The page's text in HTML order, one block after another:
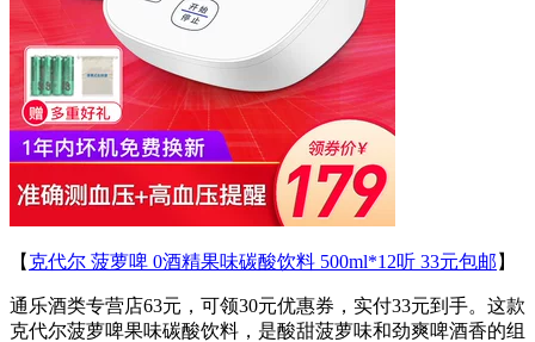
【 克代尔 菠萝啤 0酒精果味碳酸饮料 500ml*12听 33元包邮 】
通乐酒类专营店63元，可领30元优惠券，实付33元到手。这款
克代尔菠萝啤果味碳酸饮料，是酸甜菠萝味和劲爽啤酒香的组